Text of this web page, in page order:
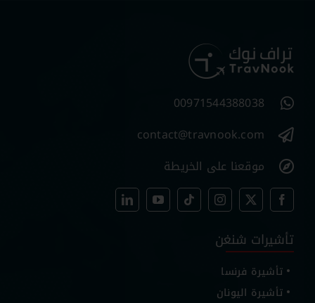
00971544388038
contact@travnook.com
موقعنا على الخريطة
تأشيرات شنغن
تأشيرة فرنسا
تأشيرة اليونان